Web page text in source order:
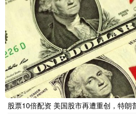
股票10倍配资 美国股市再遭重创，特朗